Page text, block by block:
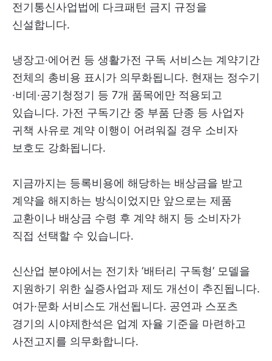
전기통신사업법에 다크패턴 금지 규정을
신설합니다.
냉장고·에어컨 등 생활가전 구독 서비스는 계약기간
전체의 총비용 표시가 의무화됩니다. 현재는 정수기
·비데·공기청정기 등 7개 품목에만 적용되고
있습니다. 가전 구독기간 중 부품 단종 등 사업자
귀책 사유로 계약 이행이 어려워질 경우 소비자
보호도 강화됩니다.
지금까지는 등록비용에 해당하는 배상금을 받고
계약을 해지하는 방식이었지만 앞으로는 제품
교환이나 배상금 수령 후 계약 해지 등 소비자가
직접 선택할 수 있습니다.
신산업 분야에서는 전기차 ‘배터리 구독형’ 모델을
지원하기 위한 실증사업과 제도 개선이 추진됩니다.
여가·문화 서비스도 개선됩니다. 공연과 스포츠
경기의 시야제한석은 업계 자율 기준을 마련하고
사전고지를 의무화합니다.